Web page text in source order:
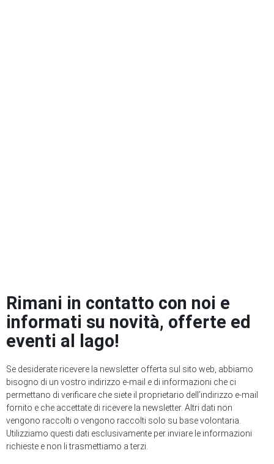
Rimani in contatto con noi e
informati su novità, offerte ed
eventi al lago!
Se desiderate ricevere la newsletter offerta sul sito web, abbiamo
bisogno di un vostro indirizzo e-mail e di informazioni che ci
permettano di verificare che siete il proprietario dell’indirizzo e-mail
fornito e che accettate di ricevere la newsletter. Altri dati non
vengono raccolti o vengono raccolti solo su base volontaria.
Utilizziamo questi dati esclusivamente per inviare le informazioni
richieste e non li trasmettiamo a terzi.